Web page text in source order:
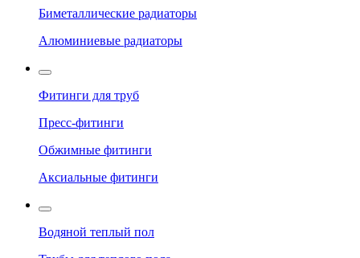
Биметаллические радиаторы
Алюминиевые радиаторы
Фитинги для труб
Пресс-фитинги
Обжимные фитинги
Аксиальные фитинги
Водяной теплый пол